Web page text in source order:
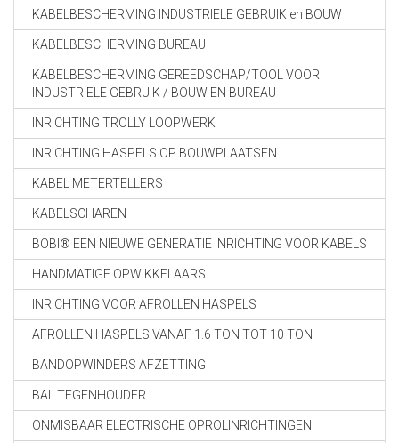
KABELBESCHERMING INDUSTRIELE GEBRUIK en BOUW
KABELBESCHERMING BUREAU
KABELBESCHERMING GEREEDSCHAP/TOOL VOOR
INDUSTRIELE GEBRUIK / BOUW EN BUREAU
INRICHTING TROLLY LOOPWERK
INRICHTING HASPELS OP BOUWPLAATSEN
KABEL METERTELLERS
KABELSCHAREN
BOBI® EEN NIEUWE GENERATIE INRICHTING VOOR KABELS
HANDMATIGE OPWIKKELAARS
INRICHTING VOOR AFROLLEN HASPELS
AFROLLEN HASPELS VANAF 1.6 TON TOT 10 TON
BANDOPWINDERS AFZETTING
BAL TEGENHOUDER
ONMISBAAR ELECTRISCHE OPROLINRICHTINGEN